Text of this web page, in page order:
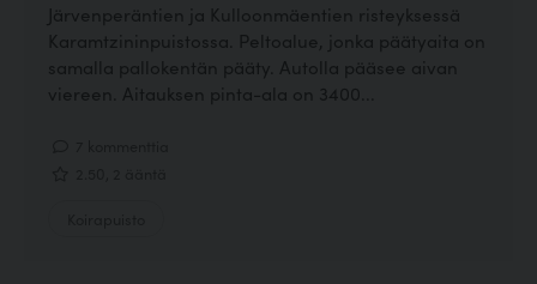
Järvenperäntien ja Kulloonmäentien risteyksessä
Karamtzininpuistossa. Peltoalue, jonka päätyaita on
samalla pallokentän pääty. Autolla pääsee aivan
viereen. Aitauksen pinta-ala on 3400...